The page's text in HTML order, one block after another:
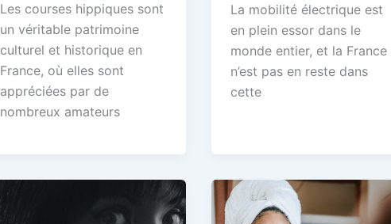
Les courses hippiques sont
un véritable patrimoine
culturel et historique en
France, où elles sont
appréciées par de
nombreux amateurs
La mobilité électrique est
en plein essor dans le
monde entier, et la France
n’est pas en reste dans
cette